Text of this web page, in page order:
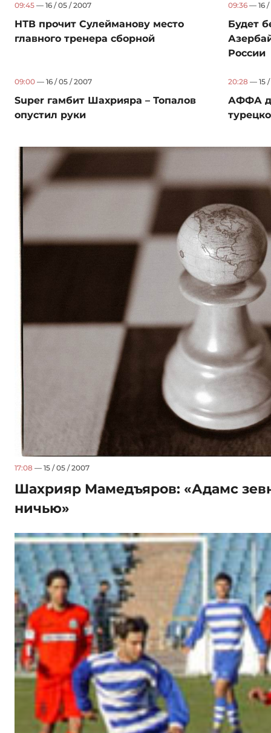
09:45 — 16 / 05 / 2007
НТВ прочит Сулейманову место
главного тренера сборной
09:36— 16 /
Будет
России
09:00 — 16 / 05 / 2007
Super гамбит Шахрияра – Топалов
опустил руки
20:28— 15 /
АФФА
17:08 — 15 / 05 / 2007
Шахрияр Мамедъяров: «Адамс
ничью»